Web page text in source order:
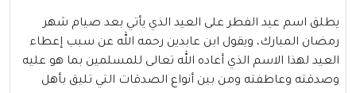
يطلق اسم عيد الفطر على العيد الذي يأتي بعد صيام شهر
رمضان المبارك، ويقول ابن عابدين رحمه الله عن سبب إعطاء
العيد لهذا الاسم الذي أعاده الله تعالى للمسلمين بما هو عليه
وصدقته وعاطفته ومن بين أنواع الصدقات التي تليق بأهل